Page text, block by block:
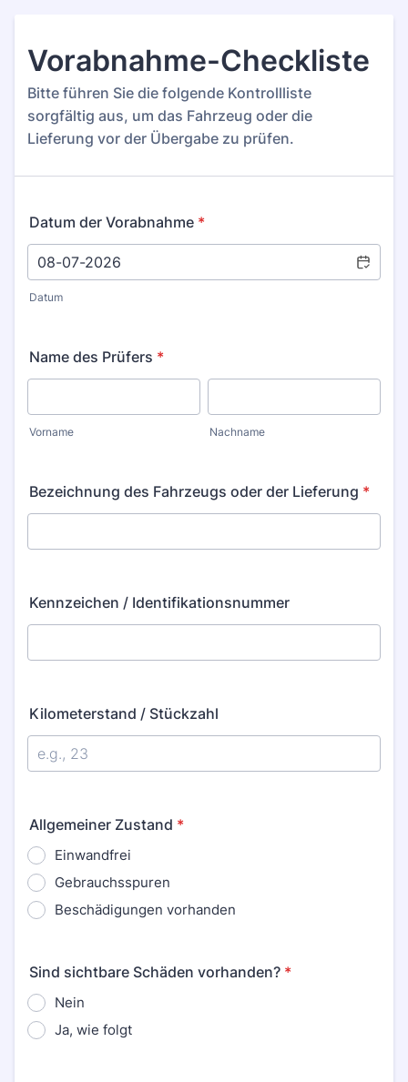
Vorabnahme-Checkliste
Bitte führen Sie die folgende Kontrollliste
sorgfältig aus, um das Fahrzeug oder die
Lieferung vor der Übergabe zu prüfen.
Datum der Vorabnahme *
Datum
Name des Prüfers *
Vorname Nachname
Bezeichnung des Fahrzeugs oder der Lieferung *
Kennzeichen / Identifikationsnummer
Kilometerstand / Stückzahl
Allgemeiner Zustand *
Einwandfrei
Gebrauchsspuren
Beschädigungen vorhanden
Sind sichtbare Schäden vorhanden? *
Nein
Ja, wie folgt